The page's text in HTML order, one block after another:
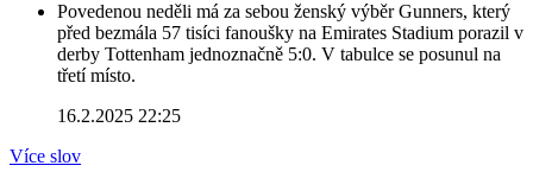
Povedenou neděli má za sebou ženský výběr Gunners, který
před bezmála 57 tisíci fanoušky na Emirates Stadium porazil v
derby Tottenham jednoznačně 5:0. V tabulce se posunul na
třetí místo.
16.2.2025 22:25
Více slov